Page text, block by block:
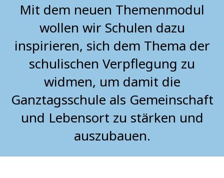
Mit dem neuen Themenmodul
wollen wir Schulen dazu
inspirieren, sich dem Thema der
schulischen Verpflegung zu
widmen, um damit die
Ganztagsschule als Gemeinschaft
und Lebensort zu stärken und
auszubauen.